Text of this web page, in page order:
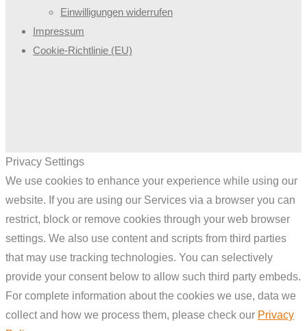
Einwilligungen widerrufen
Impressum
Cookie-Richtlinie (EU)
Privacy Settings
We use cookies to enhance your experience while using our
website. If you are using our Services via a browser you can
restrict, block or remove cookies through your web browser
settings. We also use content and scripts from third parties
that may use tracking technologies. You can selectively
provide your consent below to allow such third party embeds.
For complete information about the cookies we use, data we
collect and how we process them, please check our Privacy